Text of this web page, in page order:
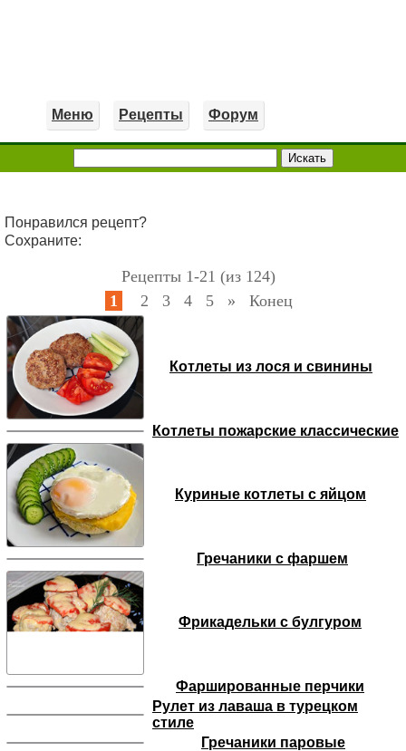
Меню Рецепты Форум
Понравился рецепт?
Сохраните:
Рецепты 1-21 (из 124)
1
2 3 4 5 » Конец
Котлеты из лося и свинины
Котлеты пожарские классические
Куриные котлеты с яйцом
Гречаники с фаршем
Фрикадельки с булгуром
Фаршированные перчики
Рулет из лаваша в турецком
стиле
Гречаники паровые